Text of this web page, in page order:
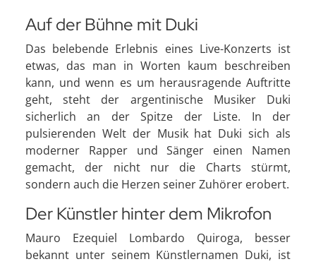
Auf der Bühne mit Duki
Das belebende Erlebnis eines Live-Konzerts ist
etwas, das man in Worten kaum beschreiben
kann, und wenn es um herausragende Auftritte
geht, steht der argentinische Musiker Duki
sicherlich an der Spitze der Liste. In der
pulsierenden Welt der Musik hat Duki sich als
moderner Rapper und Sänger einen Namen
gemacht, der nicht nur die Charts stürmt,
sondern auch die Herzen seiner Zuhörer erobert.
Der Künstler hinter dem Mikrofon
Mauro Ezequiel Lombardo Quiroga, besser
bekannt unter seinem Künstlernamen Duki, ist